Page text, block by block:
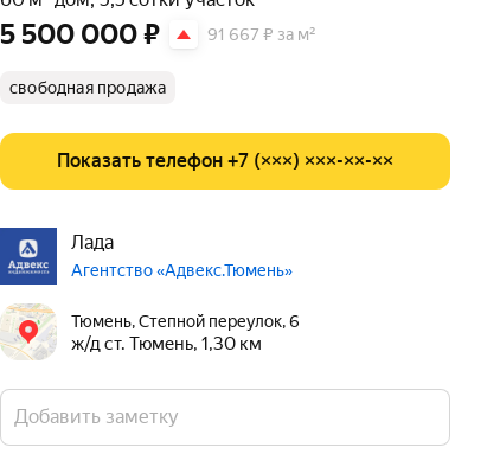
5 500 000 ₽ 91 667 ₽ за м²
свободная продажа
Показать телефон +7 (×××) ×××-××-××
Тюмень, Степной переулок, 6
ж/д ст. Тюмень, 1,30 км
Лада
Агентство «Адвекс.Тюмень»
Добавить заметку